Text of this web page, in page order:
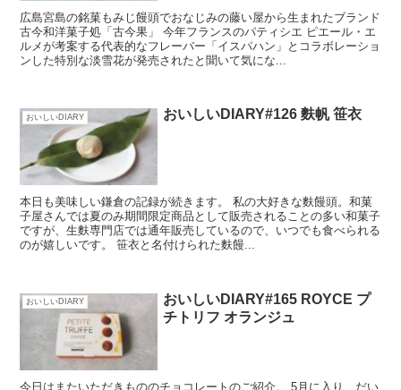
広島宮島の銘菓もみじ饅頭でおなじみの藤い屋から生まれたブランド
古今和洋菓子処「古今果」 今年フランスのパティシエ ピエール・エ
ルメが考案する代表的なフレーバー「イスパハン」とコラボレーショ
ンした特別な淡雪花が発売されたと聞いて気にな...
おいしいDIARY おいしいDIARY#126 麩帆 笹衣
本日も美味しい鎌倉の記録が続きます。 私の大好きな麩饅頭。和菓
子屋さんでは夏のみ期間限定商品として販売されることの多い和菓子
ですが、生麩専門店では通年販売しているので、いつでも食べられる
のが嬉しいです。 笹衣と名付けられた麩饅...
おいしいDIARY
おいしいDIARY#165 ROYCE プ
チトリフ オランジュ
今日はまたいただきもののチョコレートのご紹介。 5月に入り、だい